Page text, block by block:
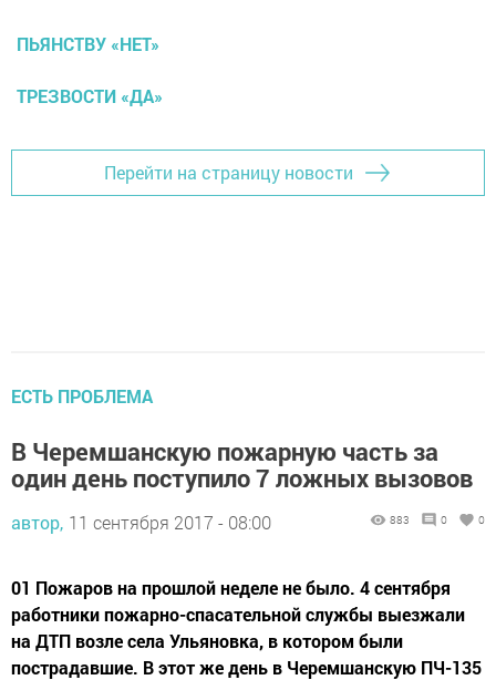
ПЬЯНСТВУ «НЕТ»
ТРЕЗВОСТИ «ДА»
Перейти на страницу новости
ЕСТЬ ПРОБЛЕМА
В Черемшанскую пожарную часть за
один день поступило 7 ложных вызовов
автор, 11 сентября 2017 - 08:00 883 0 0
01 Пожаров на прошлой неделе не было. 4 сентября
работники пожарно-спасательной службы выезжали
на ДТП возле села Ульяновка, в котором были
пострадавшие. В этот же день в Черемшанскую ПЧ-135